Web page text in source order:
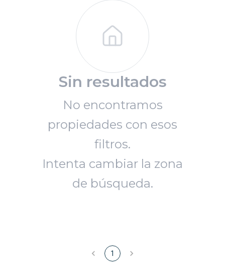
Sin resultados
No encontramos
propiedades con esos
filtros.
Intenta cambiar la zona
de búsqueda.
1